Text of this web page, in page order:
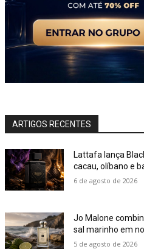
ARTIGOS RECENTES
Lattafa lança
cacau, olíbano e
6 de agosto de 2026
Jo Malone
sal marinho em
5 de agosto de 2026